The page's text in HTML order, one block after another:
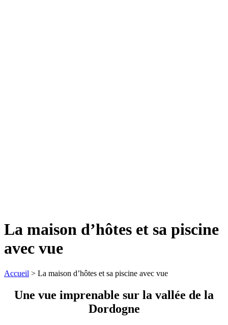
La maison d’hôtes et sa piscine
avec vue
Accueil > La maison d’hôtes et sa piscine avec vue
Une vue imprenable sur la vallée de la
Dordogne